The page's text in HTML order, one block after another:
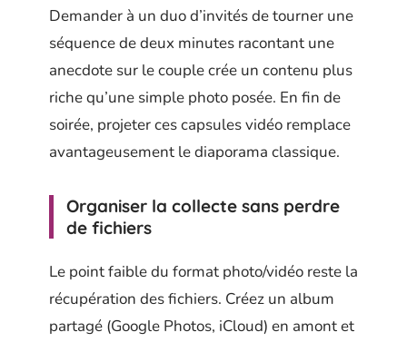
Demander à un duo d’invités de tourner une
séquence de deux minutes racontant une
anecdote sur le couple crée un contenu plus
riche qu’une simple photo posée. En fin de
soirée, projeter ces capsules vidéo remplace
avantageusement le diaporama classique.
Organiser la collecte sans perdre
de fichiers
Le point faible du format photo/vidéo reste la
récupération des fichiers. Créez un album
partagé (Google Photos, iCloud) en amont et